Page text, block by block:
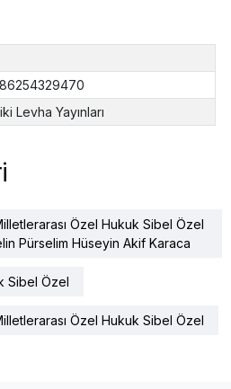
Levha Yayınları
Özel Hukuk Sibel Özel
Pürselim Hüseyin Akif Karaca
Sibel Özel
Özel Hukuk Sibel Özel